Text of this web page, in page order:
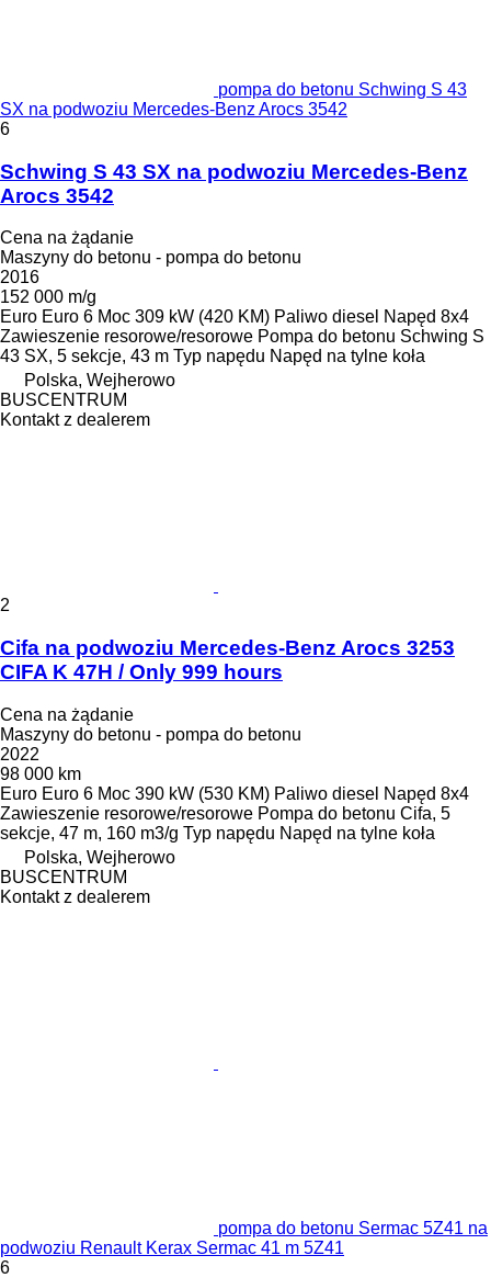
pompa do betonu Schwing S 43
SX na podwoziu Mercedes-Benz Arocs 3542
6
Schwing S 43 SX na podwoziu Mercedes-Benz
Arocs 3542
Cena na żądanie
Maszyny do betonu - pompa do betonu
2016
152 000 m/g
Euro Euro 6 Moc 309 kW (420 KM) Paliwo diesel Napęd 8x4
Zawieszenie resorowe/resorowe Pompa do betonu Schwing S
43 SX, 5 sekcje, 43 m Typ napędu Napęd na tylne koła
Polska, Wejherowo
BUSCENTRUM
Kontakt z dealerem
2
Cifa na podwoziu Mercedes-Benz Arocs 3253
CIFA K 47H / Only 999 hours
Cena na żądanie
Maszyny do betonu - pompa do betonu
2022
98 000 km
Euro Euro 6 Moc 390 kW (530 KM) Paliwo diesel Napęd 8x4
Zawieszenie resorowe/resorowe Pompa do betonu Cifa, 5
sekcje, 47 m, 160 m3/g Typ napędu Napęd na tylne koła
Polska, Wejherowo
BUSCENTRUM
Kontakt z dealerem
pompa do betonu Sermac 5Z41 na
podwoziu Renault Kerax Sermac 41 m 5Z41
6